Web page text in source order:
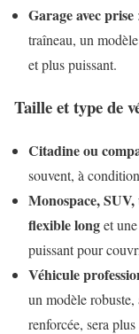
Garage avec prise
traîneau, un
et plus puissant.
Taille et type de
Citadine ou
souvent, à
Monospace,
flexible longet
puissant pour
Véhicule
un modèle
renforcée, sera plus